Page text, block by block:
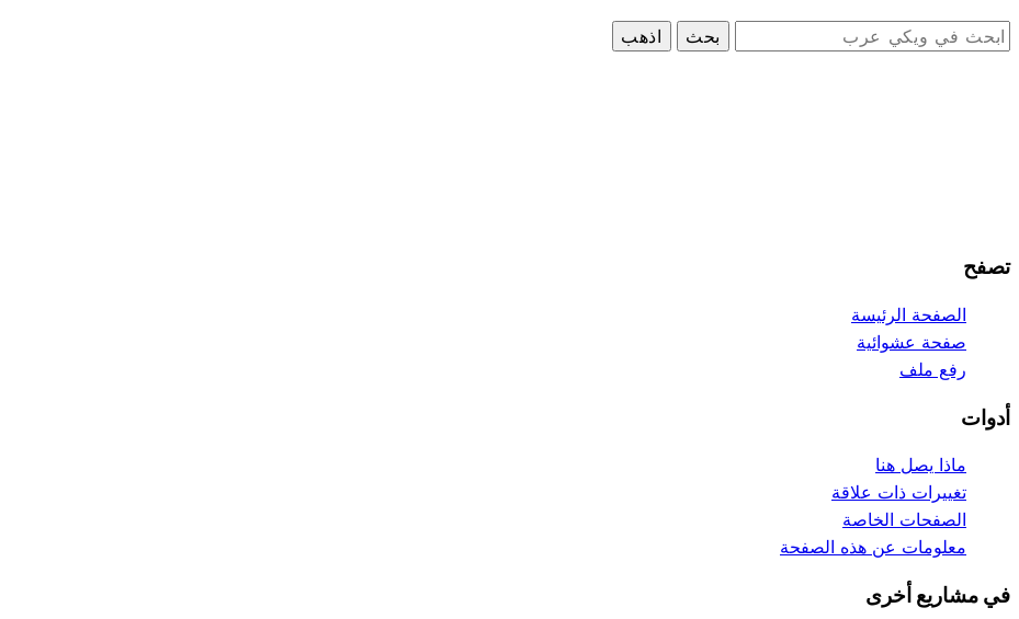
تصفح
الصفحة الرئيسة
صفحة عشوائية
رفع ملف
أدوات
ماذا يصل هنا
تغييرات ذات علاقة
الصفحات الخاصة
معلومات عن هذه الصفحة
في مشاريع أخرى